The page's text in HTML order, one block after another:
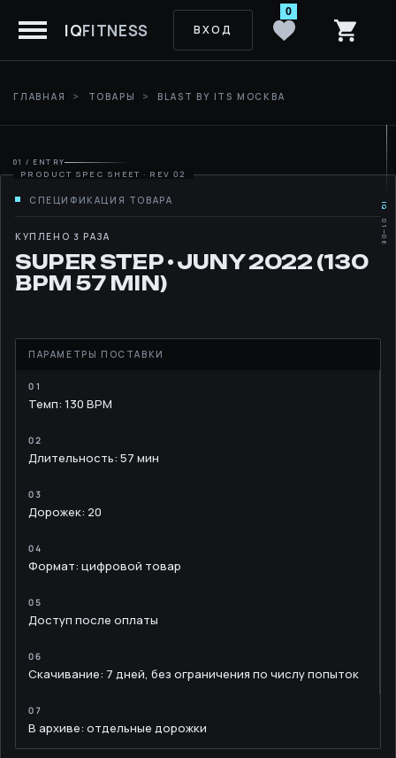
IQFITNESS ВХОД
0
ГЛАВНАЯ ТОВАРЫ BLAST BY ITS МОСКВА
01 / ENTRY
КУПЛЕНО 3 РАЗА
SUPER STEP • JUNY 2022 (130
BPM 57 MIN)
Темп: 130 BPM
Длительность: 57 мин
Дорожек: 20
Формат: цифровой товар
Доступ после оплаты
Скачивание: 7 дней, без ограничения по числу попыток
В архиве: отдельные дорожки
IQ
01—06